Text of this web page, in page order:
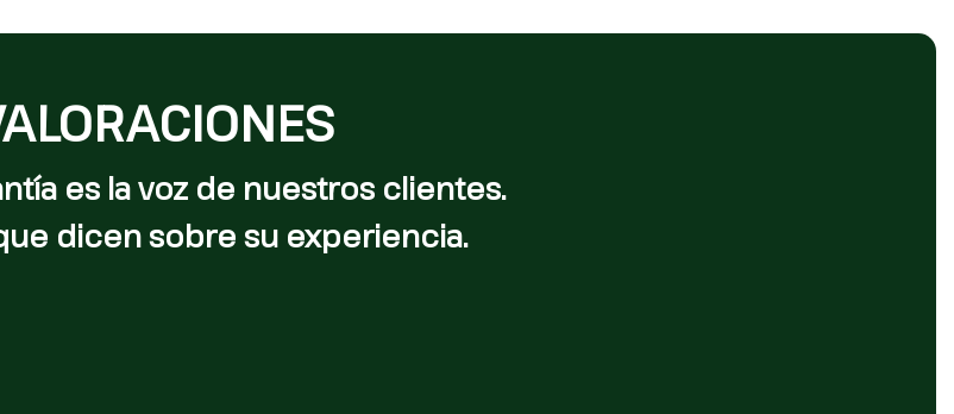
es la voz de nuestros clientes.
dicen sobre su experiencia.